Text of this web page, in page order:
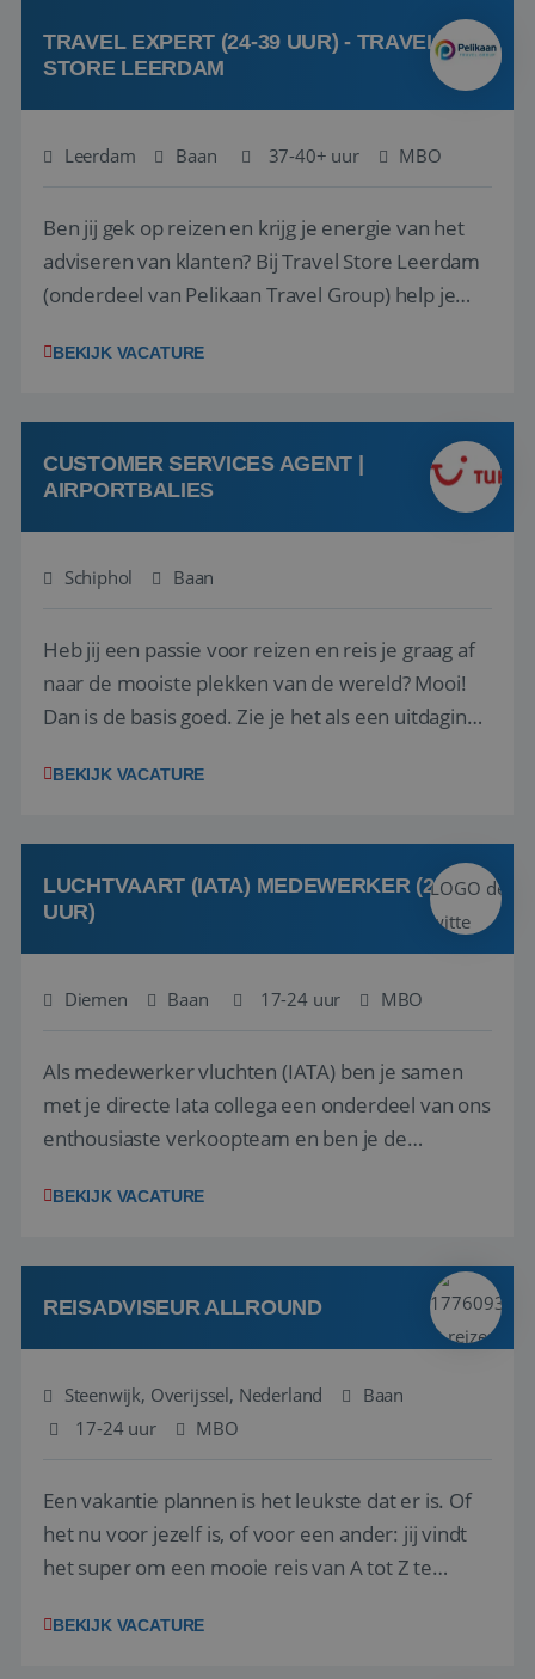
team het reisbureau verder...
TRAVEL EXPERT (24-39 UUR) - TRAVEL
STORE LEERDAM
Leerdam Baan 37-40+ uur MBO
Ben jij gek op reizen en krijg je energie van het
adviseren van klanten? Bij Travel Store Leerdam
(onderdeel van Pelikaan Travel Group) help je
vinden. Samen maken we van elke reis een
hebt in de reisbranche of j...
BEKIJK VACATURE
CUSTOMER SERVICES AGENT |
AIRPORTBALIES
Schiphol Baan
Heb jij een passie voor reizen en reis je graag af
naar de mooiste plekken van de wereld? Mooi!
Dan is de basis goed. Zie je het als een uitdaging
het samenstellen en boeken van de perfecte
deze onderdelen zijn nu samen gevoegd...
BEKIJK VACATURE
LUCHTVAART (IATA) MEDEWERKER (24-32
UUR)
Diemen Baan 17-24 uur MBO
Als medewerker vluchten (IATA) ben je samen
met je directe Iata collega een onderdeel van ons
enthousiaste verkoopteam en ben je de
en tarieven waar je collega’s niet uitkomen.
kwaliteitsbewaking van alles wat met IATA te m...
BEKIJK VACATURE
REISADVISEUR ALLROUND
Steenwijk, Overijssel, Nederland
Baan
17-24 uur
MBO
Een vakantie plannen is het leukste dat er is. Of
het nu voor jezelf is, of voor een ander: jij vindt
het super om een mooie reis van A tot Z te
vakantiegangers de meest prachtige plekjes op
BEKIJK VACATURE